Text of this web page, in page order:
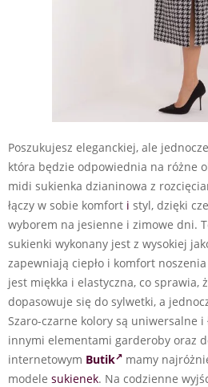
Poszukujesz eleganckiej, ale
która będzie odpowiednia na różne
midi sukienka dzianinowa z
łączy w sobie komfort i styl, dzięki
wyborem na jesienne i zimowe dni.
sukienki wykonany jest z wysokiej
zapewniają ciepło i komfort
jest miękka i elastyczna, co sprawia,
dopasowuje się do sylwetki, a
Szaro-czarne kolory są uniwersalne i
innymi elementami garderoby oraz
internetowym Butik
mamy
modele sukienek. Na codzienne